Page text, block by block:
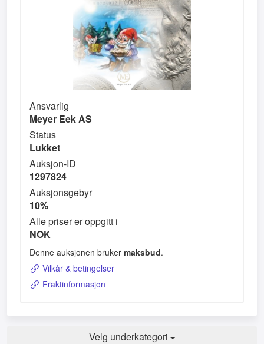
Ansvarlig
Meyer Eek AS
Status
Lukket
Auksjon-ID
1297824
Auksjonsgebyr
10%
Alle priser er oppgitt i
NOK
Denne auksjonen brukermaksbud.
Vilkår & betingelser
Fraktinformasjon
Velg underkategori